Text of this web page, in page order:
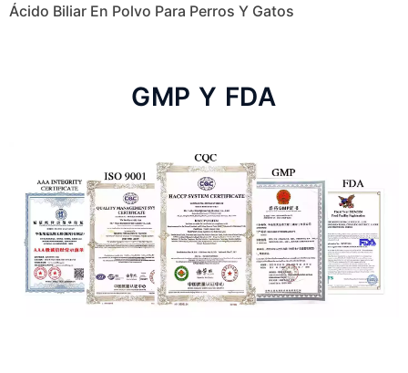
Ácido Biliar En Polvo Para Perros Y Gatos
GMP Y FDA